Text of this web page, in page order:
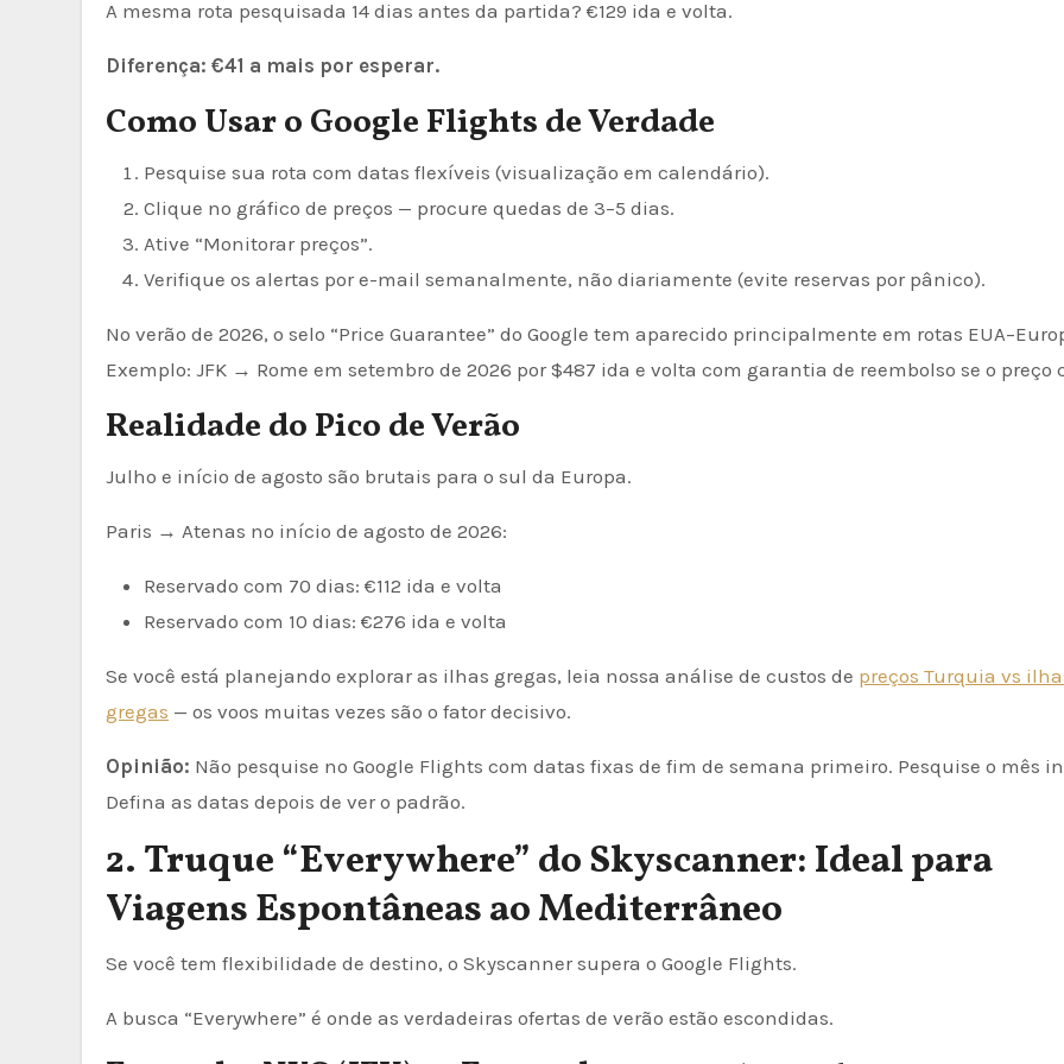
A mesma rota pesquisada 14 dias antes da partida? €129 ida e volta.
Diferença: €41 a mais por esperar.
Como Usar o Google Flights de Verdade
Pesquise sua rota com datas flexíveis (visualização em calendário).
Clique no gráfico de preços — procure quedas de 3–5 dias.
Ative “Monitorar preços”.
Verifique os alertas por e-mail semanalmente, não diariamente (evite reservas por pânico).
No verão de 2026, o selo “Price Guarantee” do Google tem aparecido principalmente em rotas
Exemplo: JFK → Rome em setembro de 2026 por $487 ida e volta com garantia de reembolso se o preço
Realidade do Pico de Verão
Julho e início de agosto são brutais para o sul da Europa.
Paris → Atenas no início de agosto de 2026:
Reservado com 70 dias: €112 ida e volta
Reservado com 10 dias: €276 ida e volta
Se você está planejando explorar as ilhas gregas, leia nossa análise de custos de preços Turquia vs
gregas — os voos muitas vezes são o fator decisivo.
Opinião: Não pesquise no Google Flights com datas fixas de fim de semana primeiro. Pesquise o mês
Defina as datas depois de ver o padrão.
2. Truque “Everywhere” do Skyscanner: Ideal para
Viagens Espontâneas ao Mediterrâneo
Se você tem flexibilidade de destino, o Skyscanner supera o Google Flights.
A busca “Everywhere” é onde as verdadeiras ofertas de verão estão escondidas.